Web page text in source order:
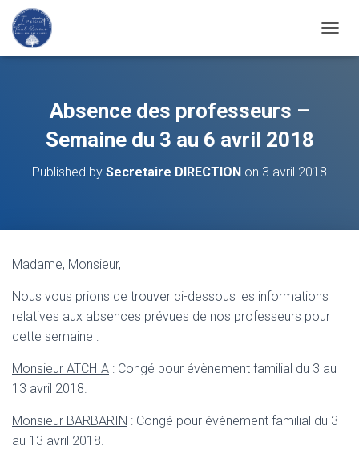
O
Absence des professeurs –
Semaine du 3 au 6 avril 2018
Published by Secretaire DIRECTION on 3 avril 2018
Madame, Monsieur,
Nous vous prions de trouver ci-dessous les informations
relatives aux absences prévues de nos professeurs pour
cette semaine :
Monsieur ATCHIA : Congé pour évènement familial du 3 au
13 avril 2018.
Monsieur BARBARIN : Congé pour évènement familial du 3
au 13 avril 2018.